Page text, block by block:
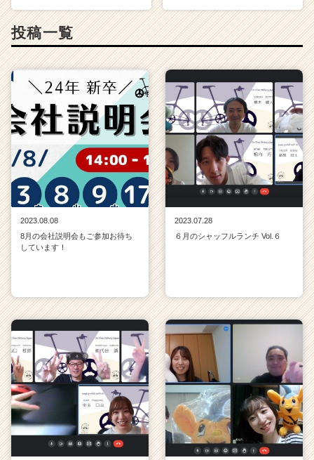
投稿一覧
2023.08.08
8月の会社説明会もご参加お待ち
しています！
2023.07.28
６月のシャッフルランチ Vol.６